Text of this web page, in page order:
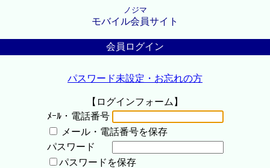
ノジマ
モバイル会員サイト
会員ログイン
パスワード未設定・お忘れの方
【ログインフォーム】
ﾒｰﾙ・電話番号
メール・電話番号を保存
パスワード
パスワードを保存